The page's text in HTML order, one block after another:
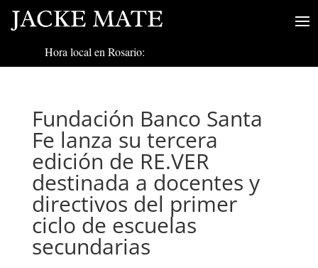
Hora local en Rosario:
Fundación Banco Santa
Fe lanza su tercera
edición de RE.VER
destinada a docentes y
directivos del primer
ciclo de escuelas
secundarias